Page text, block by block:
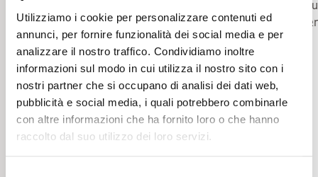
Utilizziamo i cookie per personalizzare contenuti ed
annunci, per fornire funzionalità dei social media e per
analizzare il nostro traffico. Condividiamo inoltre
informazioni sul modo in cui utilizza il nostro sito con i
nostri partner che si occupano di analisi dei dati web,
pubblicità e social media, i quali potrebbero combinarle
con altre informazioni che ha fornito loro o che hanno
raccolto dal suo utilizzo dei loro servizi.
NATURALE INTEGRALE
Il Giardino Botanico delle Alpi
Orientali (nato negli anni 50') si
colloca all'interno della Riserva
Naturale Integrale dl Monte
Faverghera, presenta un
suggestivo percorso tra i fiori
delle Alpi Orientali, al cui interno
si snodano una serie di sentieri
dai quali sono visibili i vari habitat
Un